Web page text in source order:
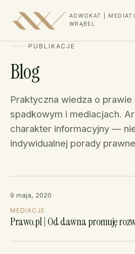
ADWOKAT |
WRĄBEL
PUBLIKACJE
Blog
Praktyczna wiedza o prawie
spadkowym i mediacjach.
charakter informacyjny —
indywidualnej porady
9 maja, 2020
MEDIACJE
Prawo.pl | Od dawna promuję